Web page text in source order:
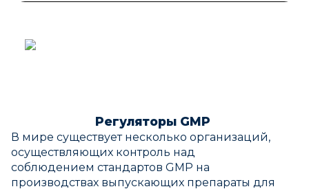
Регуляторы GMP
В мире существует несколько организаций,
осуществляющих контроль над
соблюдением стандартов GMP на
производствах выпускающих препараты для